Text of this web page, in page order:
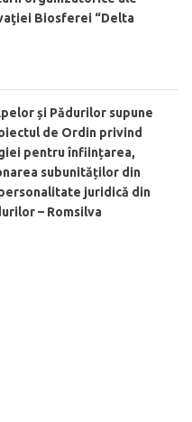
Biosferei “Delta
și Pădurilor supune
de Ordin privind
pentru înființarea,
subunităților din
juridică din
– Romsilva